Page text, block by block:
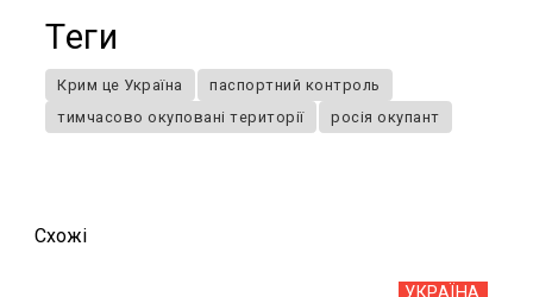
Теги
Крим це Україна
паспортний контроль
тимчасово окуповані території
росія окупант
Схожi